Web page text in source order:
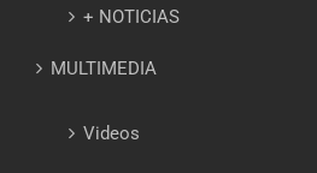
+ NOTICIAS
MULTIMEDIA
Videos